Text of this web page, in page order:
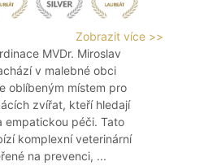
Zobrazit více >>
MVDr. Miroslav
v malebné obci
oblíbeným místem pro
zvířat, kteří hledají
empatickou péči. Tato
komplexní veterinární
na prevenci, ...